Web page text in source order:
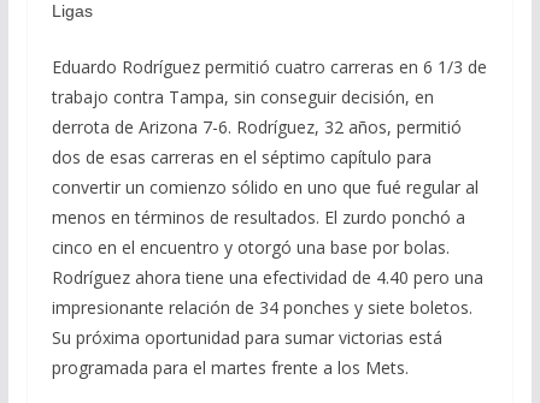
Ligas
Eduardo Rodríguez permitió cuatro carreras en 6 1/3 de
trabajo contra Tampa, sin conseguir decisión, en
derrota de Arizona 7-6. Rodríguez, 32 años, permitió
dos de esas carreras en el séptimo capítulo para
convertir un comienzo sólido en uno que fué regular al
menos en términos de resultados. El zurdo ponchó a
cinco en el encuentro y otorgó una base por bolas.
Rodríguez ahora tiene una efectividad de 4.40 pero una
impresionante relación de 34 ponches y siete boletos.
Su próxima oportunidad para sumar victorias está
programada para el martes frente a los Mets.